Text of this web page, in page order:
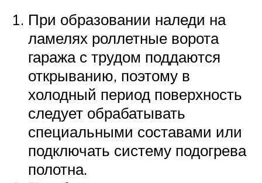
При образовании наледи на
ламелях роллетные ворота
гаража с трудом поддаются
открыванию, поэтому в
холодный период поверхность
следует обрабатывать
специальными составами или
подключать систему подогрева
полотна.